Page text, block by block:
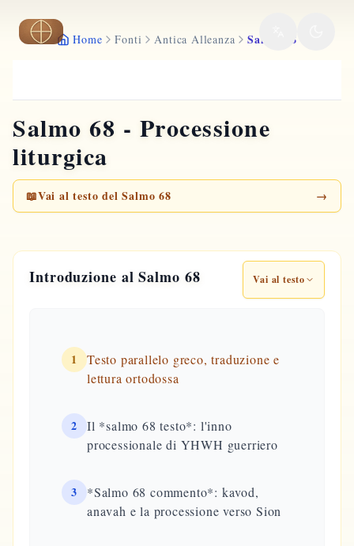
Vai al contenuto principale
Home Fonti Antica Alleanza Salmo 68
Salmo 68 - Processione
liturgica
📖Vai al testo del Salmo 68 →
Introduzione al Salmo 68 Vai al testo
1
Testo parallelo greco, traduzione e
lettura ortodossa
2
Il *salmo 68 testo*: l'inno
processionale di YHWH guerriero
3
*Salmo 68 commento*: kavod,
anavah e la processione verso Sion